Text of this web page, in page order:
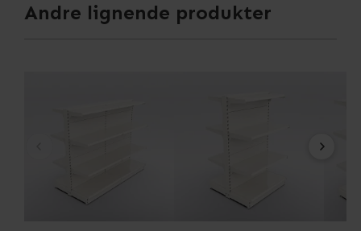
Andre lignende produkter